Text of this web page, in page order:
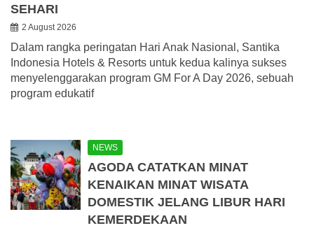
SEHARI
2 August 2026
Dalam rangka peringatan Hari Anak Nasional, Santika
Indonesia Hotels & Resorts untuk kedua kalinya sukses
menyelenggarakan program GM For A Day 2026, sebuah
program edukatif
NEWS
AGODA CATATKAN MINAT
KENAIKAN MINAT WISATA
DOMESTIK JELANG LIBUR HARI
KEMERDEKAAN